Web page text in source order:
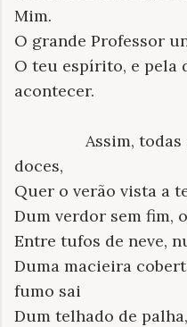
Mim.
O grande Professor
O teu espírito, e pela
acontecer.
Assim,
doces,
Quer o verão vista a
Dum verdor sem fim,
Entre tufos de neve,
Duma macieira
fumo sai
Dum telhado de